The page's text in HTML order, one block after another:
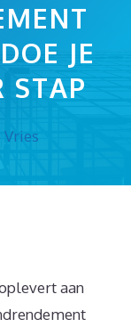
JE
STAP
Vries
aan